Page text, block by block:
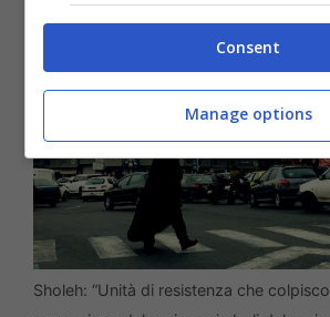
Sholeh: “Unità di resistenza che
Consent
Manage options